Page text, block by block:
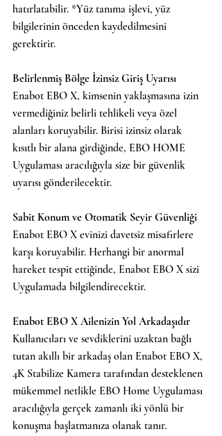
hatırlatabilir. *Yüz tanıma işlevi, yüz
bilgilerinin önceden kaydedilmesini
gerektirir.
Belirlenmiş Bölge İzinsiz Giriş Uyarısı
Enabot EBO X, kimsenin yaklaşmasına izin
vermediğiniz belirli tehlikeli veya özel
alanları koruyabilir. Birisi izinsiz olarak
kısıtlı bir alana girdiğinde, EBO HOME
Uygulaması aracılığıyla size bir güvenlik
uyarısı gönderilecektir.
Sabit Konum ve Otomatik Seyir Güvenliği
Enabot EBO X evinizi davetsiz misafirlere
karşı koruyabilir. Herhangi bir anormal
hareket tespit ettiğinde, Enabot EBO X sizi
Uygulamada bilgilendirecektir.
Enabot EBO X Ailenizin Yol Arkadaşıdır
Kullanıcıları ve sevdiklerini uzaktan bağlı
tutan akıllı bir arkadaş olan Enabot EBO X,
4K Stabilize Kamera tarafından desteklenen
mükemmel netlikle EBO Home Uygulaması
aracılığıyla gerçek zamanlı iki yönlü bir
konuşma başlatmanıza olanak tanır.